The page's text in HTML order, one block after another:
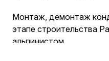
Монтаж, демонтаж
этапе строительства
альпинистом.